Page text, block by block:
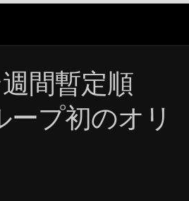
間暫定順
ープ初のオリ